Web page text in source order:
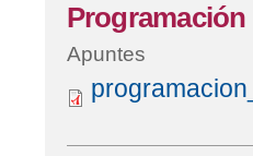
Apuntes